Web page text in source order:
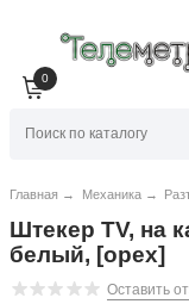
0
Главная → Механика →
Штекер TV, на
белый, [орех]
Оставить